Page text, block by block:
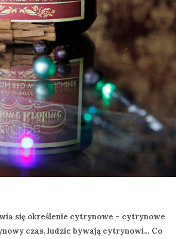
się określenie cytrynowe – cytrynowe
czas, ludzie bywają cytrynowi… Co